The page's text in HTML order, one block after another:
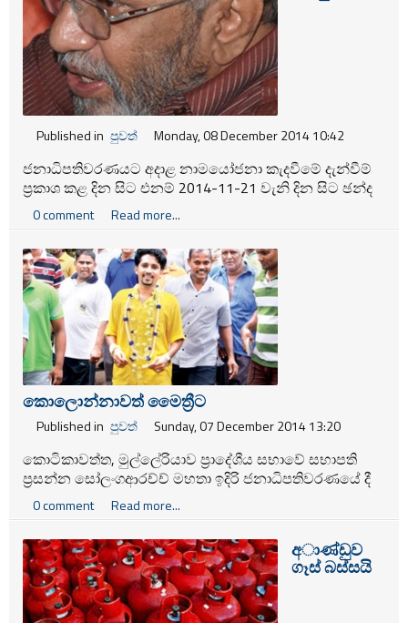
Published in පුවත් Monday, 08 December 2014 10:42
ජනාධිපතිවරණයට අදාළ නාමයෝජනා කැදවීමේ දැන්වීම්
ප‍්‍රකාශ කළ දින සිට එනම් 2014-11-21 වැනි දින සිට ඡන්ද
විමසීමේ ප‍්‍රතිඵල අවසන් වීමේ දිනය දක්වා වූ කාල සීමාව
ජනාධිපතිවරණ කාල සීමාව ලෙස අර්ථ දක්වනු ලැබේ.
0 comment Read more...
කොලොන්නාවත් මෛත්‍රීට
Published in පුවත් Sunday, 07 December 2014 13:20
කොටිකාවත්ත, මුල්ලේරියාව ප්‍රාදේශීය සභාවේ සභාපති
ප්‍රසන්න සෝලංගආරච්ච් මහතා ඉදිරි ජනාධිපතිවරණයේ දී
විපක්ෂයේ පොදු අපේක්ෂක මෛත්‍රීපාල සිරිස්න මහතාට
සහය පළ කිරීමට තීරණය කර තිබේ.
0 comment Read more...
අාණ්ඩුව
ගෑස් බස්සයි